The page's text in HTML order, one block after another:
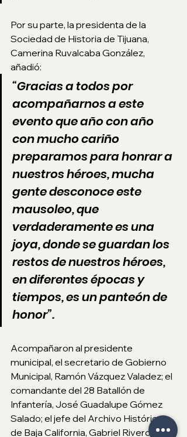
Por su parte, la presidenta de la
Sociedad de Historia de Tijuana,
Camerina Ruvalcaba González,
añadió:
“Gracias a todos por
acompañarnos a este
evento que año con año
con mucho cariño
preparamos para honrar a
nuestros héroes, mucha
gente desconoce este
mausoleo, que
verdaderamente es una
joya, donde se guardan los
restos de nuestros héroes,
en diferentes épocas y
tiempos, es un panteón de
honor”.
Acompañaron al presidente
municipal, el secretario de Gobierno
Municipal, Ramón Vázquez Valadez; el
comandante del 28 Batallón de
Infantería, José Guadalupe Gómez
Salado; el jefe del Archivo Histórico
de Baja California, Gabriel Rivero